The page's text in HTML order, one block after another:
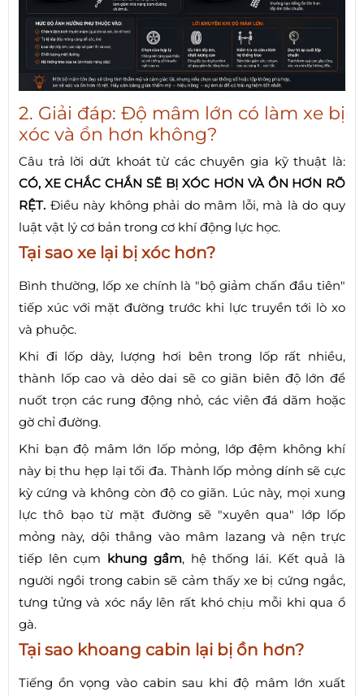
2. Giải đáp: Độ mâm lớn có làm xe bị
xóc và ồn hơn không?
Câu trả lời dứt khoát từ các chuyên gia kỹ thuật là:
CÓ, XE CHẮC CHẮN SẼ BỊ XÓC HƠN VÀ ỒN HƠN RÕ
RỆT. Điều này không phải do mâm lỗi, mà là do quy
luật vật lý cơ bản trong cơ khí động lực học.
Tại sao xe lại bị xóc hơn?
Bình thường, lốp xe chính là "bộ giảm chấn đầu tiên"
tiếp xúc với mặt đường trước khi lực truyền tới lò xo
và phuộc.
Khi đi lốp dày, lượng hơi bên trong lốp rất nhiều,
thành lốp cao và dẻo dai sẽ co giãn biên độ lớn để
nuốt trọn các rung động nhỏ, các viên đá dăm hoặc
gờ chỉ đường.
Khi bạn độ mâm lớn lốp mỏng, lớp đệm không khí
này bị thu hẹp lại tối đa. Thành lốp mỏng dính sẽ cực
kỳ cứng và không còn độ co giãn. Lúc này, mọi xung
lực thô bạo từ mặt đường sẽ "xuyên qua" lớp lốp
mỏng này, dội thẳng vào mâm lazang và nện trực
tiếp lên cụm khung gầm, hệ thống lái. Kết quả là
người ngồi trong cabin sẽ cảm thấy xe bị cứng ngắc,
tưng tửng và xóc nẩy lên rất khó chịu mỗi khi qua ổ
gà.
Tại sao khoang cabin lại bị ồn hơn?
Tiếng ồn vọng vào cabin sau khi độ mâm lớn xuất